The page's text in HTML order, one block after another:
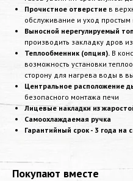
Прочистное отверстие в
обслуживание и уход простым
Выносной нерегулируемый
производить закладку дров
Теплообменник (опция). В
возможность установки
сторону для нагрева воды в
Центральное расположение
безопасного монтажа печи
Лицевые накладки из
Самоохлаждаемая ручка
Гарантийный срок - 3 года на
Покупают вместе